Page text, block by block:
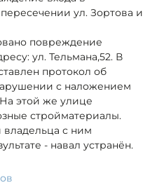
ул. Зортова и
повреждение
ул. Тельмана,52. В
протокол об
с наложением
этой же улице
стройматериалы.
с ним
- навал устранён.